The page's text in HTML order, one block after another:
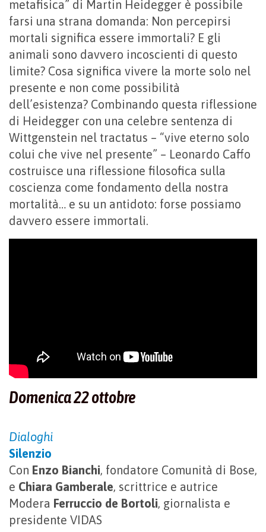
metafisica” di Martin Heidegger è possibile
farsi una strana domanda: Non percepirsi
mortali significa essere immortali? E gli
animali sono davvero incoscienti di questo
limite? Cosa significa vivere la morte solo nel
presente e non come possibilità
dell’esistenza? Combinando questa riflessione
di Heidegger con una celebre sentenza di
Wittgenstein nel tractatus – “vive eterno solo
colui che vive nel presente” – Leonardo Caffo
costruisce una riflessione filosofica sulla
coscienza come fondamento della nostra
mortalità… e su un antidoto: forse possiamo
davvero essere immortali.
Domenica 22 ottobre
Dialoghi
Silenzio
Con Enzo Bianchi, fondatore Comunità di Bose,
e Chiara Gamberale, scrittrice e autrice
Modera Ferruccio de Bortoli, giornalista e
presidente VIDAS